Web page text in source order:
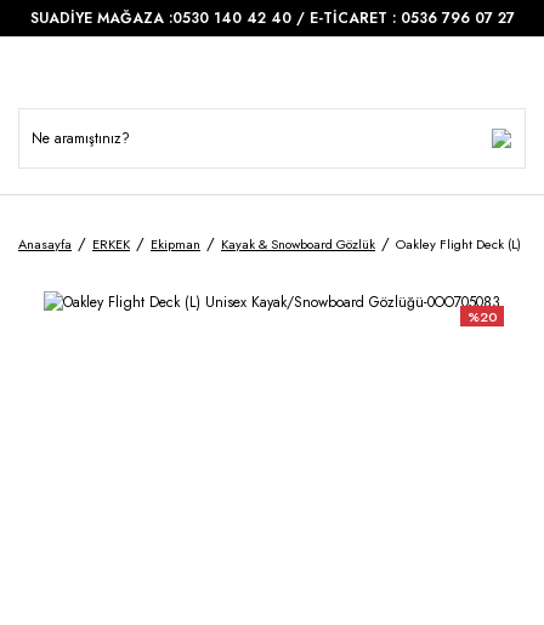
SUADİYE MAĞAZA :0530 140 42 40 / E-TİCARET : 0536 796 07 27
Anasayfa ERKEK Ekipman Kayak & Snowboard Gözlük Oakley Flight Deck (L)
%20